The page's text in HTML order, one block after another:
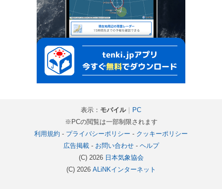
表示： モバイル｜ PC
※PCの閲覧は一部制限されます
利用規約 - プライバシーポリシー - クッキーポリシー
広告掲載- お問い合わせ- ヘルプ
(C) 2026 日本気象協会
(C) 2026 ALiNKインターネット